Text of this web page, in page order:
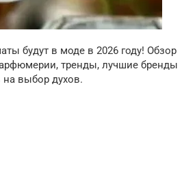
будут в моде в 2026 году! Обзор
тренды, лучшие бренды
на выбор духов.